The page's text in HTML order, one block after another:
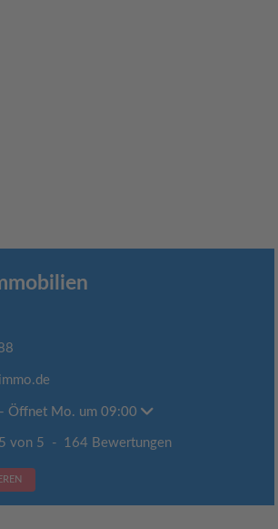
- Öffnet Mo. um 09:00
5 von 5 - 164 Bewertungen